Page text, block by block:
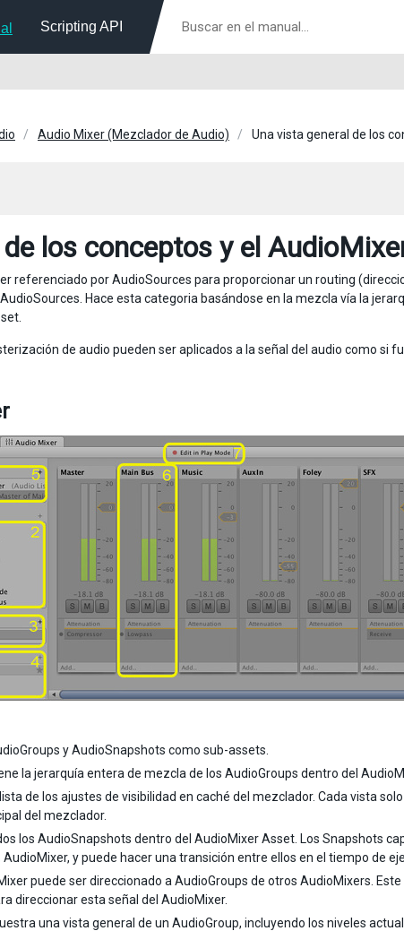
Scripting API
Audio Mixer (Mezclador de Audio) Una vista general de los
los conceptos y el
referenciado por AudioSources para proporcionar un routing
Hace esta categoria basándose en la mezcla vía la
de audio pueden ser aplicados a la señal del audio como si
y AudioSnapshots como sub-assets.
la jerarquía entera de mezcla de los AudioGroups dentro del
de los ajustes de visibilidad en caché del mezclador. Cada vista
del mezclador.
los AudioSnapshots dentro del AudioMixer Asset. Los Snapshots
y puede hacer una transición entre ellos en el tiempo de
puede ser direccionado a AudioGroups de otros AudioMixers.
direccionar esta señal del AudioMixer.
una vista general de un AudioGroup, incluyendo los niveles